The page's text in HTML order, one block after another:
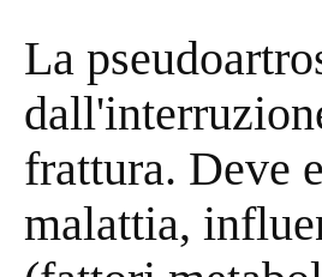
La
frattura. Deve
malattia,